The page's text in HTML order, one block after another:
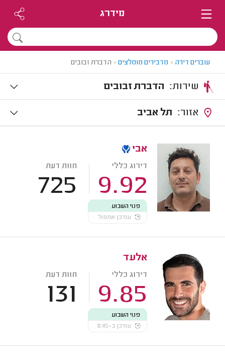
מידרג
עוברים דירה > מדבירים מומלצים> הדברת זבובים
הדברת זבובים
תל אביב
אבי
דירוג כללי
9.92
חוות דעת
725
פנוי השבוע
עודכן אתמול
אלעד
דירוג כללי
9.85
חוות דעת
131
פנוי השבוע
עודכן ב-11:45